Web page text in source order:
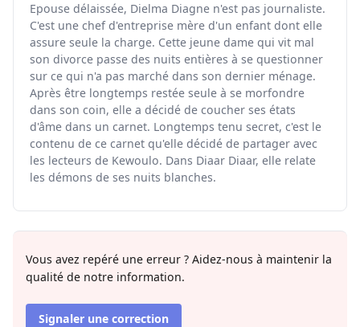
Epouse délaissée, Dielma Diagne n'est pas journaliste.
C'est une chef d'entreprise mère d'un enfant dont elle
assure seule la charge. Cette jeune dame qui vit mal
son divorce passe des nuits entières à se questionner
sur ce qui n'a pas marché dans son dernier ménage.
Après être longtemps restée seule à se morfondre
dans son coin, elle a décidé de coucher ses états
d'âme dans un carnet. Longtemps tenu secret, c'est le
contenu de ce carnet qu'elle décidé de partager avec
les lecteurs de Kewoulo. Dans Diaar Diaar, elle relate
les démons de ses nuits blanches.
Vous avez repéré une erreur ? Aidez-nous à maintenir la
qualité de notre information.
Signaler une correction